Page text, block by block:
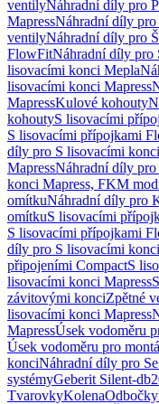
ventilyNáhradní díly pro
MapressNáhradní díly
ventilyNáhradní díly pro
FlowFitNáhradní díly pro
lisovacími konci Mepla
lisovacími konci Mapress
MapressKulové kohouty
kohoutyS lisovacími
S lisovacími přípojkami
díly pro S lisovacími
MapressNáhradní díly
konci Mapress, FKM
omítkuNáhradní díly pro
omítkuS lisovacími
S lisovacími přípojkami
díly pro S lisovacími
připojeními CompactS
lisovacími konci Mapress
závitovými konciZpětné
lisovacími konci Mapress
MapressÚsek vodoměru
Úsek vodoměru pro
konciNáhradní díly pro
systémyGeberit Silent-
TvarovkyKolenaOdbočky